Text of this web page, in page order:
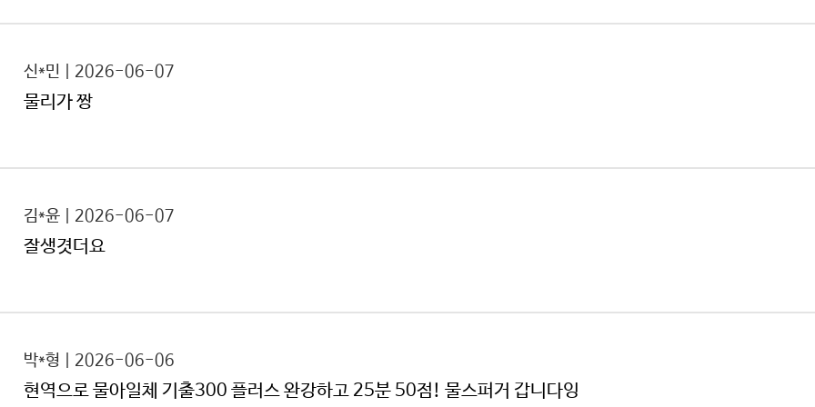
신*민 | 2026-06-07
물리가 짱
김*윤 | 2026-06-07
잘생겻더요
박*형 | 2026-06-06
현역으로 물아일체 기출300 플러스 완강하고 25분 50점! 물스퍼거 갑니다잉